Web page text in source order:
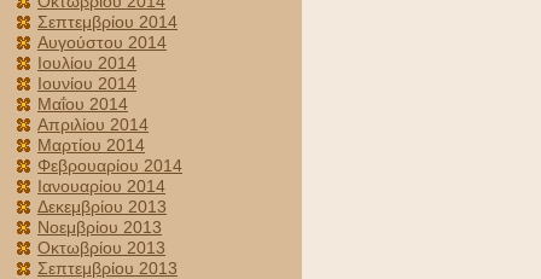
Σεπτεμβρίου 2014
Αυγούστου 2014
Ιουλίου 2014
Ιουνίου 2014
Μαΐου 2014
Απριλίου 2014
Μαρτίου 2014
Φεβρουαρίου 2014
Ιανουαρίου 2014
Δεκεμβρίου 2013
Νοεμβρίου 2013
Οκτωβρίου 2013
Σεπτεμβρίου 2013